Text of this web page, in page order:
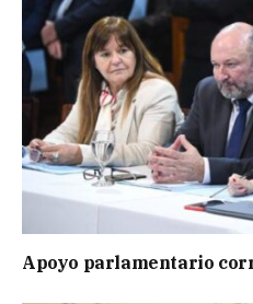
Apoyo parlamentario